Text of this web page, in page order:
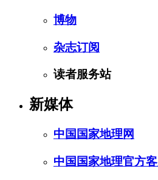
博物
杂志订阅
读者服务站
新媒体
中国国家地理网
中国国家地理官方